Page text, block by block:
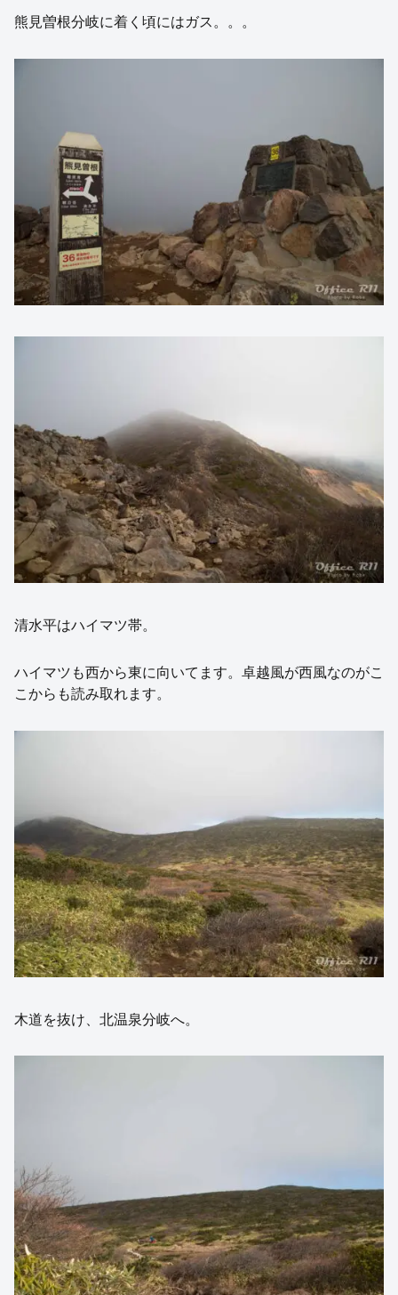
熊見曽根分岐に着く頃にはガス。。。
清水平はハイマツ帯。
ハイマツも西から東に向いてます。卓越風が西風なのがこ
こからも読み取れます。
木道を抜け、北温泉分岐へ。